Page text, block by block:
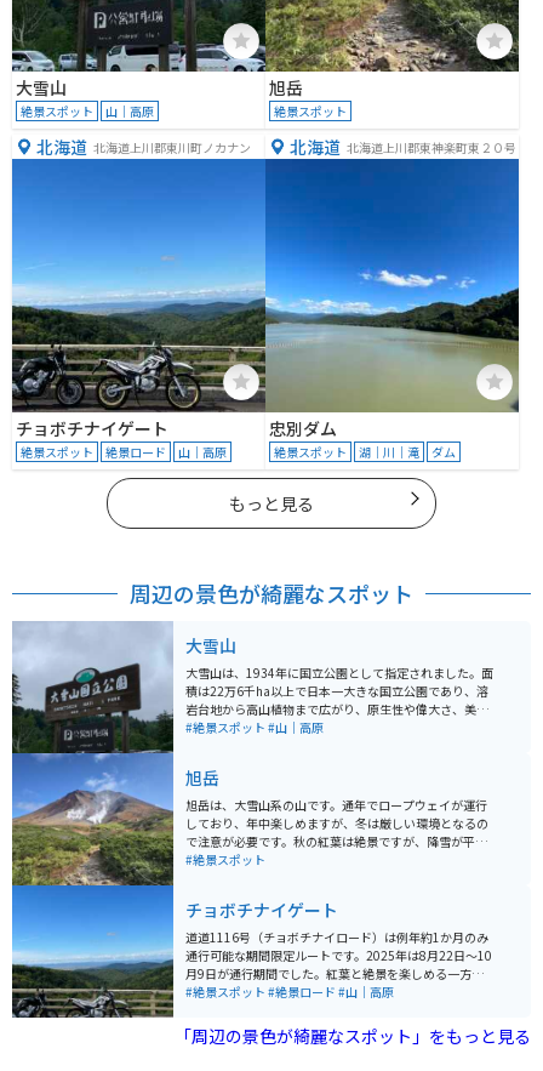
大雪山
絶景スポット 山｜高原
旭岳
絶景スポット
北海道 北海道上川郡東川町ノカナン
チョボチナイゲート
絶景スポット 絶景ロード 山｜高原
北海道 北海道上川郡東神楽町東２０号
忠別ダム
絶景スポット 湖｜川｜滝 ダム
もっと見る
周辺の景色が綺麗なスポット
大雪山
大雪山は、1934年に国立公園として指定されました。面
積は22万6千ha以上で日本一大きな国立公園であり、溶
岩台地から高山植物まで広がり、原生性や偉大さ、美し
さから傑出している風景となっています。 大雪山は日本
ます。山麓には豊富な温泉があり、多くの登山・トレッ
キングコースも整備されています。 大雪山は広大な山岳
風景、花畑、紅葉などが魅力です。ロープウェイがあり
雄大な山の景色を楽しむことができます。
#絶景スポット #山｜高原
旭岳
旭岳は、大雪山系の山です。通年でロープウェイが運行
しており、年中楽しめますが、冬は厳しい環境となるの
で注意が必要です。秋の紅葉は絶景ですが、降雪が平地
より早いため、夏の方が安心して楽しめます。 ロープウ
ようなものを見ることができ、とても楽しめます。ま
た、本格的な登山を目指す方も登山口から登れます。
#絶景スポット
チョボチナイゲート
道道1116号（チョボチナイロード）は例年約1か月のみ
通行可能な期間限定ルートです。2025年は8月22日～10
月9日が通行期間でした。紅葉と絶景を楽しめる一方、
道幅が狭くカーブが続くため、初心者は特に注意が必要
ポットは多数あります（安全な場所で停車して撮影を）
#絶景スポット #絶景ロード #山｜高原
「周辺の景色が綺麗なスポット」をもっと見る